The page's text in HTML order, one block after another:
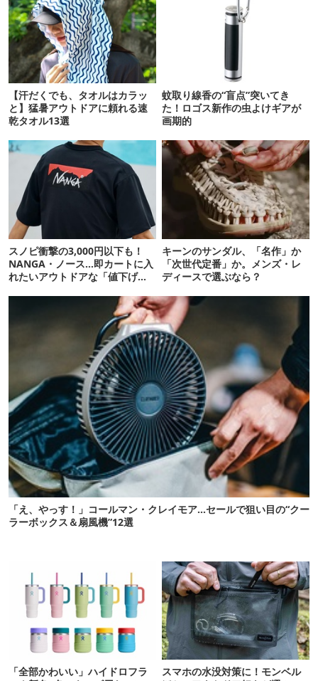
【汗だくでも、タオルはカラッ
と】猛暑アウトドアに頼れる速
乾タオル13選
蚊取り線香の“盲点”突いてき
た！ロゴス新作の虫よけギアが
画期的
スノピ衝撃の3,000円以下も！
NANGA・ノース…即カートに入
れたいアウトドアな「値下げ夏
キーンのサンダル、「名作」か
「次世代定番」か。メンズ・レ
ディースで選ぶなら？
「え、やっす！」コールマン・クレイモア…セールで狙い目の“クー
ラーボックス＆扇風機”12選
「全部かわいい」ハイドロフラ
スマホの水没対策に！モンベル